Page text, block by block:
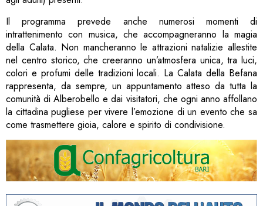
Il programma prevede anche numerosi momenti di
intrattenimento con musica, che accompagneranno la magia
della Calata. Non mancheranno le attrazioni natalizie allestite
nel centro storico, che creeranno un’atmosfera unica, tra luci,
colori e profumi delle tradizioni locali. La Calata della Befana
rappresenta, da sempre, un appuntamento atteso da tutta la
comunità di Alberobello e dai visitatori, che ogni anno affollano
la cittadina pugliese per vivere l’emozione di un evento che sa
come trasmettere gioia, calore e spirito di condivisione.